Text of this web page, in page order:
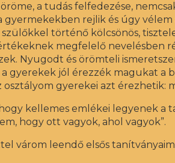
a tudás felfedezése,
gyermekekben rejlik és úgy
szülőkkel történő kölcsönös,
megfelelő nevelésben
Nyugodt és örömteli
gyerekek jól érezzék magukat a
osztályom gyerekei azt érezhetik:
kellemes emlékei legyenek a
hogy ott vagyok, ahol vagyok”.
várom leendő elsős